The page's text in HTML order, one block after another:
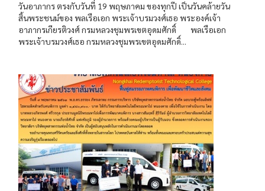
วันอาภากร ตรงกับวันที่ 19 พฤษภาคม ของทุกปี เป็นวันคล้ายวัน
สิ้นพระชนม์ของ พลเรือเอก พระเจ้าบรมวงศ์เธอ พระองค์เจ้า
อาภากรเกียรติวงศ์ กรมหลวงชุมพรเขตอุดมศักดิ์ พลเรือเอก
พระเจ้าบรมวงศ์เธอ กรมหลวงชุมพรเขตอุดมศักดิ์...